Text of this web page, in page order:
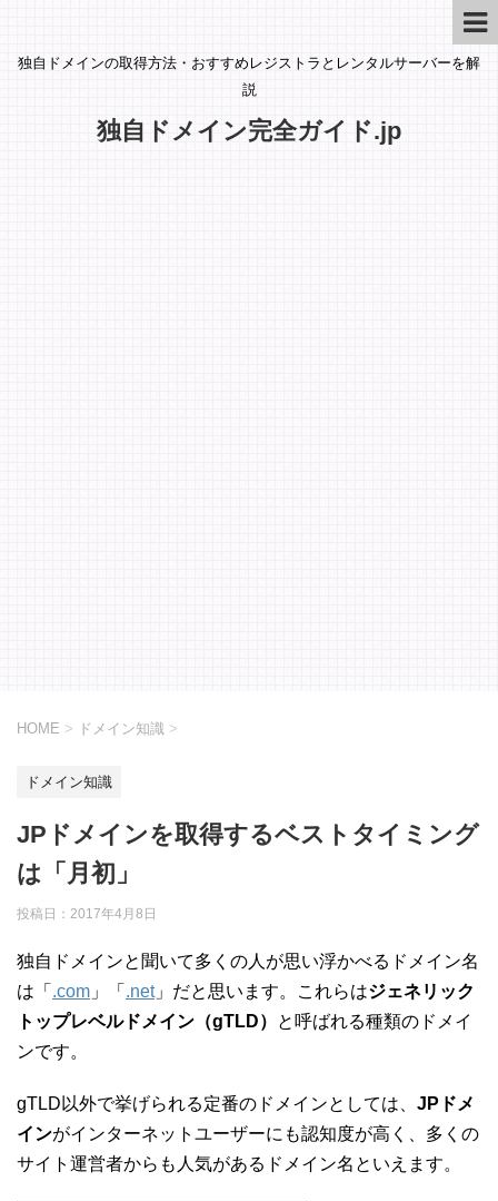
独自ドメインの取得方法・おすすめレジストラとレンタルサーバーを解
説
独自ドメイン完全ガイド.jp
HOME > ドメイン知識 >
ドメイン知識
JPドメインを取得するベストタイミング
は「月初」
投稿日： 2017年4月8日
独自ドメインと聞いて多くの人が思い浮かべるドメイン名
は「 .com 」「 .net」だと思います。これらはジェネリック
トップレベルドメイン（gTLD）
と呼ばれる種類のドメイ
ンです。
gTLD以外で挙げられる定番のドメインとしては、 JPドメ
インがインターネットユーザーにも認知度が高く、多くの
サイト運営者からも人気があるドメイン名といえます。